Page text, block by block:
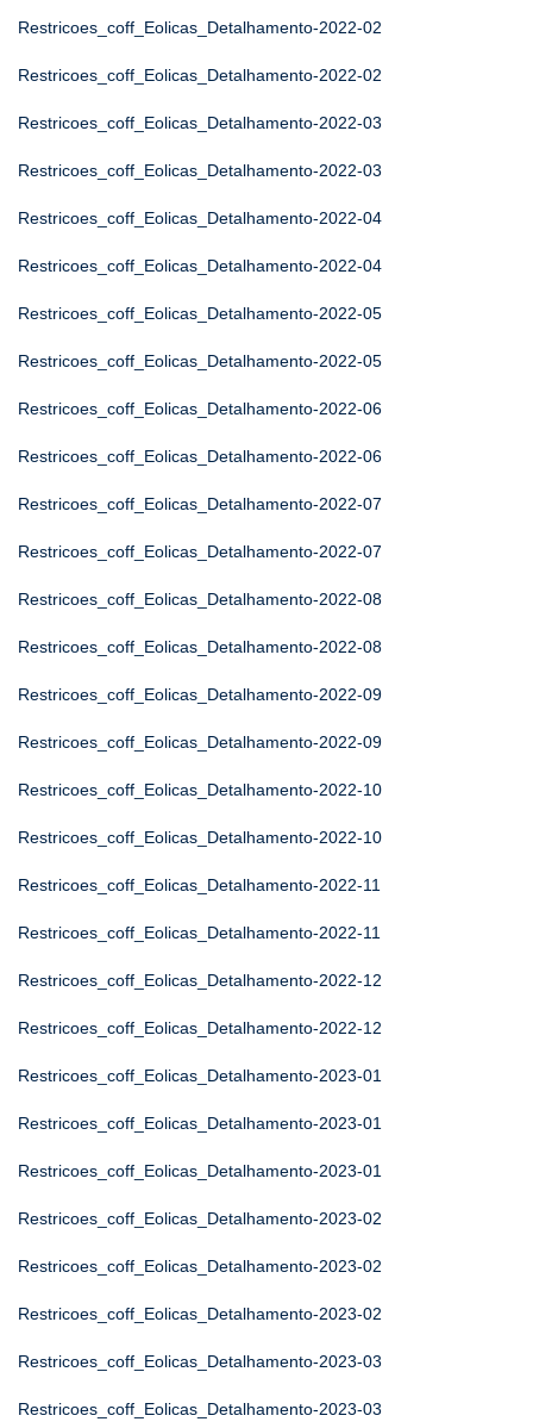
Restricoes_coff_Eolicas_Detalhamento-2022-02
Restricoes_coff_Eolicas_Detalhamento-2022-02
Restricoes_coff_Eolicas_Detalhamento-2022-03
Restricoes_coff_Eolicas_Detalhamento-2022-03
Restricoes_coff_Eolicas_Detalhamento-2022-04
Restricoes_coff_Eolicas_Detalhamento-2022-04
Restricoes_coff_Eolicas_Detalhamento-2022-05
Restricoes_coff_Eolicas_Detalhamento-2022-05
Restricoes_coff_Eolicas_Detalhamento-2022-06
Restricoes_coff_Eolicas_Detalhamento-2022-06
Restricoes_coff_Eolicas_Detalhamento-2022-07
Restricoes_coff_Eolicas_Detalhamento-2022-07
Restricoes_coff_Eolicas_Detalhamento-2022-08
Restricoes_coff_Eolicas_Detalhamento-2022-08
Restricoes_coff_Eolicas_Detalhamento-2022-09
Restricoes_coff_Eolicas_Detalhamento-2022-09
Restricoes_coff_Eolicas_Detalhamento-2022-10
Restricoes_coff_Eolicas_Detalhamento-2022-10
Restricoes_coff_Eolicas_Detalhamento-2022-11
Restricoes_coff_Eolicas_Detalhamento-2022-11
Restricoes_coff_Eolicas_Detalhamento-2022-12
Restricoes_coff_Eolicas_Detalhamento-2022-12
Restricoes_coff_Eolicas_Detalhamento-2023-01
Restricoes_coff_Eolicas_Detalhamento-2023-01
Restricoes_coff_Eolicas_Detalhamento-2023-01
Restricoes_coff_Eolicas_Detalhamento-2023-02
Restricoes_coff_Eolicas_Detalhamento-2023-02
Restricoes_coff_Eolicas_Detalhamento-2023-02
Restricoes_coff_Eolicas_Detalhamento-2023-03
Restricoes_coff_Eolicas_Detalhamento-2023-03